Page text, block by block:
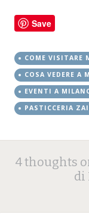
Save
COME VISITARE
COSA VEDERE A
EVENTI A
PASTICCERIA
Post
4 thoughts
di